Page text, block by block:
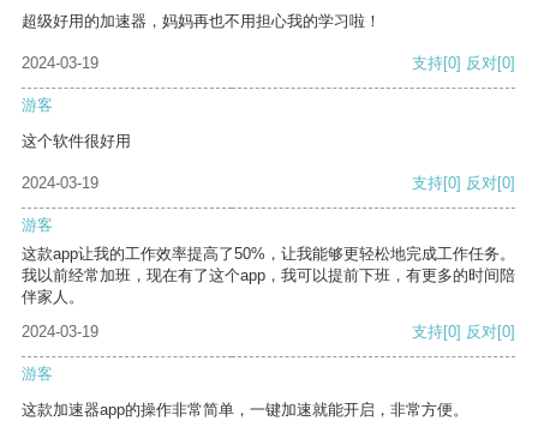
超级好用的加速器，妈妈再也不用担心我的学习啦！
2024-03-19 支持[0] 反对[0]
游客
这个软件很好用
2024-03-19 支持[0] 反对[0]
游客
这款app让我的工作效率提高了50%，让我能够更轻松地完成工作任务。
我以前经常加班，现在有了这个app，我可以提前下班，有更多的时间陪
伴家人。
2024-03-19
支持[0] 反对[0]
游客
这款加速器app的操作非常简单，一键加速就能开启，非常方便。